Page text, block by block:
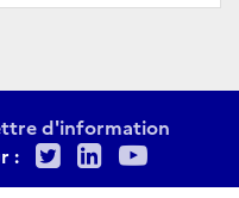
d'information
:
TwitterLinkedIn